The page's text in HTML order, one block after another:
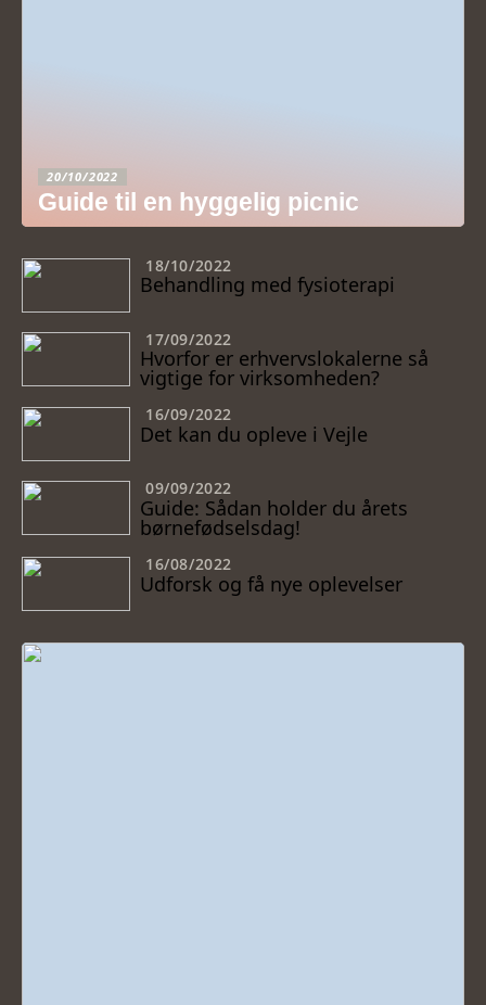
20/10/2022
Guide til en hyggelig picnic
18/10/2022
Behandling med fysioterapi
17/09/2022
Hvorfor er erhvervslokalerne så
vigtige for virksomheden?
16/09/2022
Det kan du opleve i Vejle
09/09/2022
Guide: Sådan holder du årets
børnefødselsdag!
16/08/2022
Udforsk og få nye oplevelser